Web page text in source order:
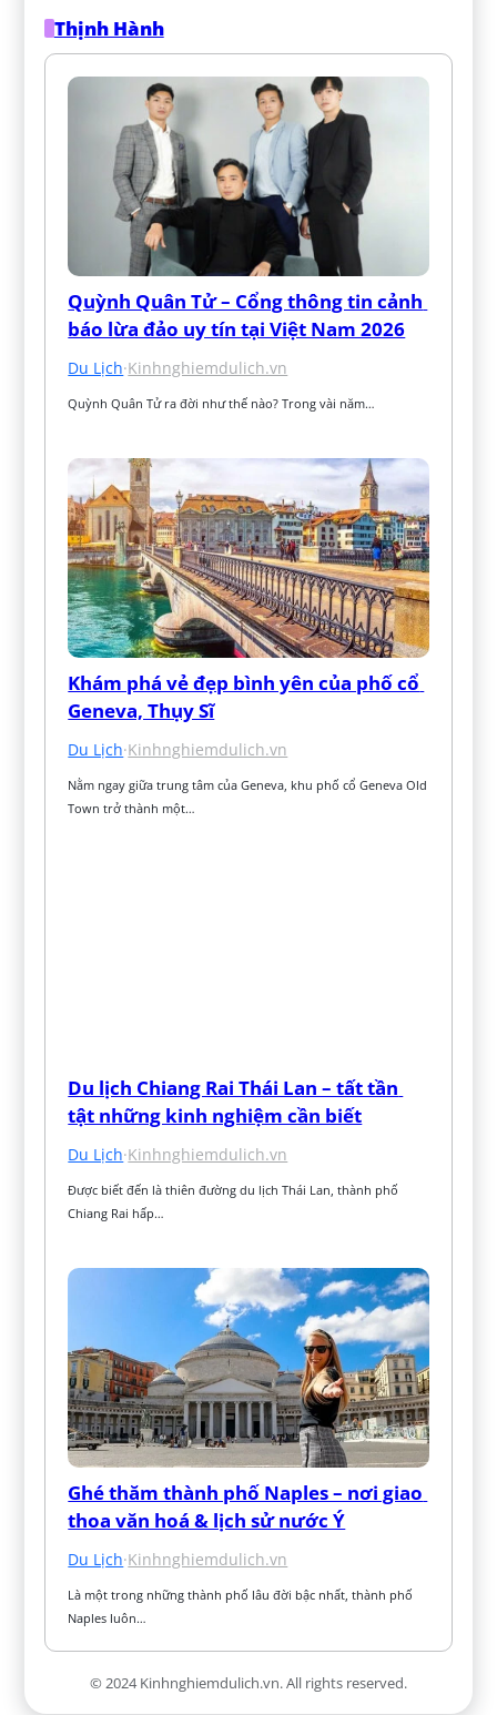
Thịnh Hành
Quỳnh Quân Tử – Cổng thông tin cảnh
báo lừa đảo uy tín tại Việt Nam 2026
Du Lịch·Kinhnghiemdulich.vn
Quỳnh Quân Tử ra đời như thế nào? Trong vài năm…
Khám phá vẻ đẹp bình yên của phố cổ
Geneva, Thụy Sĩ
Du Lịch·Kinhnghiemdulich.vn
Nằm ngay giữa trung tâm của Geneva, khu phố cổ Geneva Old
Town trở thành một…
Du lịch Chiang Rai Thái Lan – tất tần
tật những kinh nghiệm cần biết
Du Lịch·Kinhnghiemdulich.vn
Được biết đến là thiên đường du lịch Thái Lan, thành phố
Chiang Rai hấp…
Ghé thăm thành phố Naples – nơi giao
thoa văn hoá & lịch sử nước Ý
Du Lịch·Kinhnghiemdulich.vn
Là một trong những thành phố lâu đời bậc nhất, thành phố
Naples luôn…
© 2024 Kinhnghiemdulich.vn. All rights reserved.